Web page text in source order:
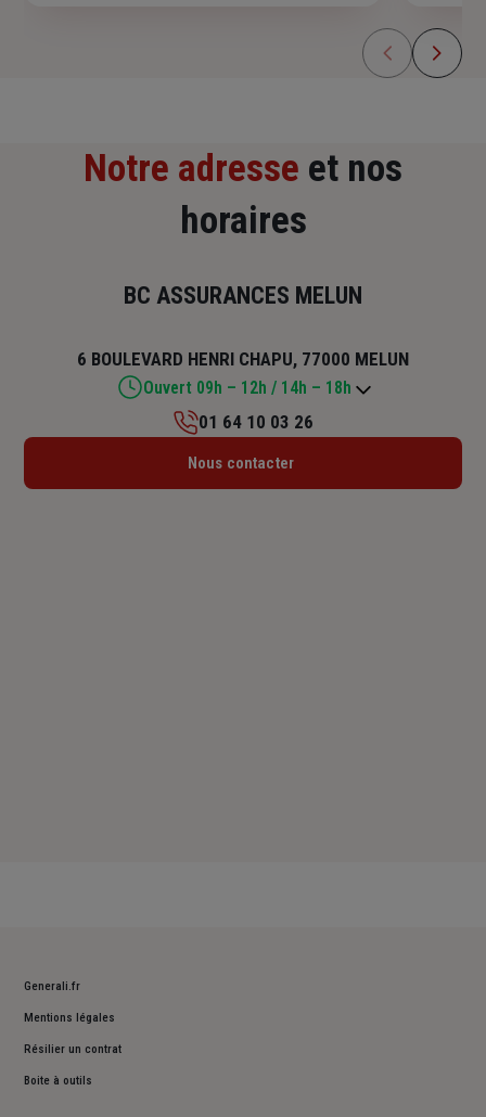
Notre adresse et nos
horaires
BC ASSURANCES MELUN
6 BOULEVARD HENRI CHAPU, 77000 MELUN
Ouvert 09h – 12h / 14h – 18h
Lundi : 09h – 12h / 14h – 18h
01 64 10 03 26
Nous contacter
Generali.fr
Mentions légales
Résilier un contrat
Boite à outils